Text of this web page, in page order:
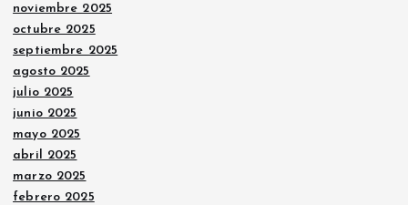
noviembre 2025
octubre 2025
septiembre 2025
agosto 2025
julio 2025
junio 2025
mayo 2025
abril 2025
marzo 2025
febrero 2025